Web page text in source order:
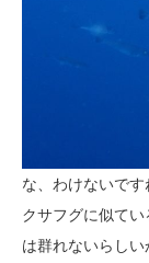
な、わけないで
クサフグに似て
は群れないらしい